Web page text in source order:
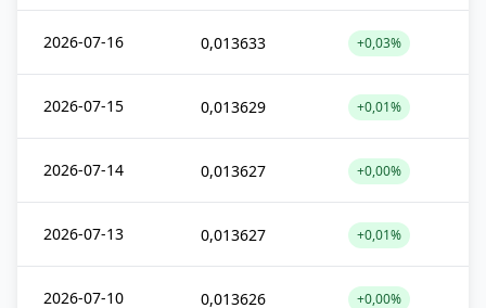
2026-07-16 0,013633 +0,03%
2026-07-15 0,013629 +0,01%
2026-07-14 0,013627 +0,00%
2026-07-13 0,013627 +0,01%
2026-07-10 0,013626 +0,00%